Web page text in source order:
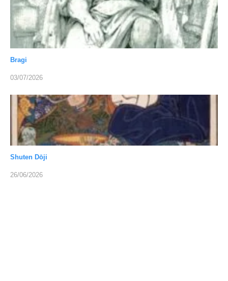
Bragi
03/07/2026
Shuten Dōji
26/06/2026